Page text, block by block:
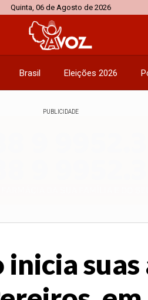
Quinta, 06 de Agosto de 2026
Brasil Eleições 2026
PUBLICIDADE